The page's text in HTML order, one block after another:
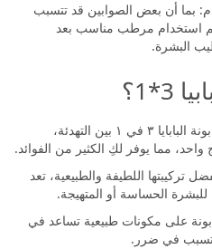
بما أن بعض الصوابين قد تتسبب
استخدام مرطب مناسب بعد
البشرة.
منتج متعدد الفوائد: تجمع صابونة البابايا ٣ في ١ بين التهدئة،
مما يوفر لكِ الكثير من الفوائد.
تركيبتها اللطيفة والطبيعية، تعد
على مكونات طبيعية تساعد في
في ضرر.